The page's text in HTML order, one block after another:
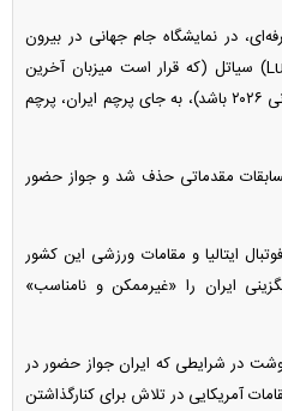
در نمایشگاه جام جهانی در بیرون
ورزشگاه «لومِن فیلد» (Lumen Field) سیاتل (که قرار است میزبان آخرین
بازی ایران در مرحله گروهی جام جهانی ۲۰۲۶ باشد)، به جای پرچم ایران، پرچم
مقدماتی حذف شد و جواز حضور
ایتالیا و مقامات ورزشی این کشور
ایران را «غیرممکن و نامناسب»
در شرایطی که ایران جواز حضور در
آمریکایی در تلاش برای کنارگذاشتن